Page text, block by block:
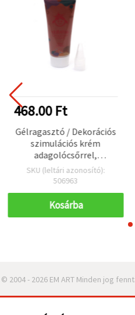
468.00 Ft
Gélragasztó / Dekorációs
szimulációs krém
adagolócsőrrel,
cserépvörös, 50 ml
SKU (leltári azonosító):
506963
Kosárba
© 2004 - 2026 EM ART Minden jog